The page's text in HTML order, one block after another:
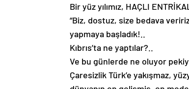
Bir yüz yılımız, HAÇLI
“Biz, dostuz, size bedava
yapmaya başladık!..
Kıbrıs’ta ne yaptılar?..
Ve bu günlerde ne oluyor
Çaresizlik Türk’e yakışmaz,